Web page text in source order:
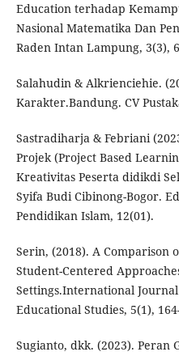
Education terhadap
Nasional Matematika Dan
Raden Intan Lampung, 3(3),
Salahudin & Alkrienciehie.
Karakter.Bandung. CV
Sastradiharja & Febriani
Projek (Project Based
Kreativitas Peserta didikdi
Syifa Budi Cibinong-Bogor.
Pendidikan Islam, 12(01).
Serin, (2018). A Comparison
Student-Centered
Settings.International Journal
Educational Studies, 5(1),
Sugianto, dkk. (2023). Peran